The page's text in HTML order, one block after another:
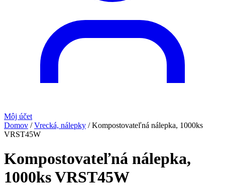
Môj účet
Domov /Vrecká, nálepky /Kompostovateľná nálepka, 1000ks
VRST45W
Kompostovateľná nálepka,
1000ks VRST45W